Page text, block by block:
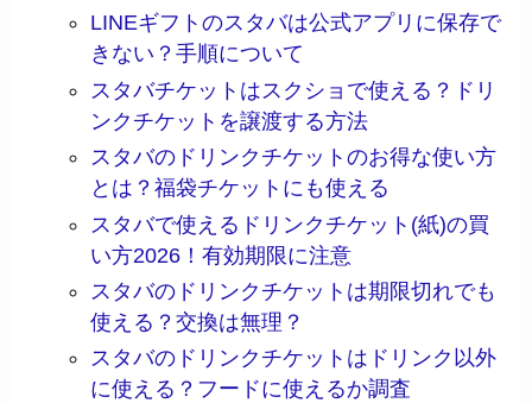
LINEギフトのスタバは公式アプリに保存で
きない？手順について
スタバチケットはスクショで使える？ドリ
ンクチケットを譲渡する方法
スタバのドリンクチケットのお得な使い方
とは？福袋チケットにも使える
スタバで使えるドリンクチケット(紙)の買
い方2026！有効期限に注意
スタバのドリンクチケットは期限切れでも
使える？交換は無理？
スタバのドリンクチケットはドリンク以外
に使える？フードに使えるか調査